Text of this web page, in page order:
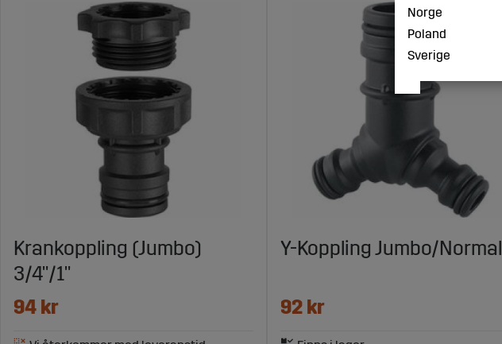
Krankoppling (Jumbo)
3/4"/1"
94 kr
Y-Koppling Jumbo/Normal
92 kr
Norge
Poland
Sverige